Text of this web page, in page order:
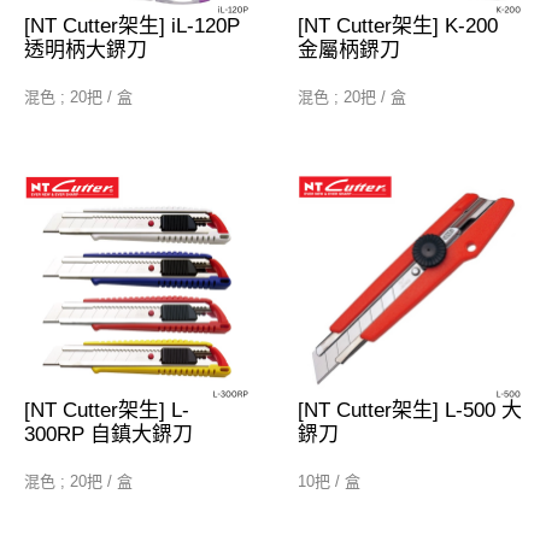
[NT Cutter架生] iL-120P
透明柄大鎅刀
混色 ; 20把 / 盒
[NT Cutter架生] K-200
金屬柄鎅刀
混色 ; 20把 / 盒
[NT Cutter架生] L-
300RP 自鎮大鎅刀
混色 ; 20把 / 盒
[NT Cutter架生] L-500 大
鎅刀
10把 / 盒